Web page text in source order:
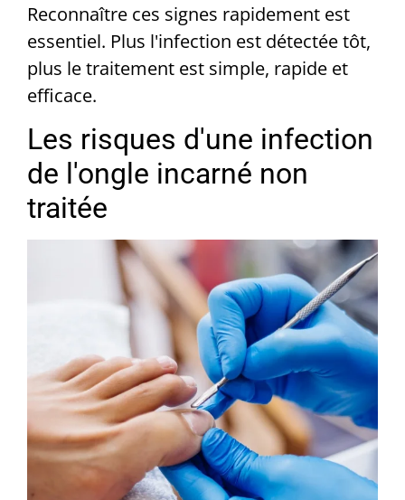
Reconnaître ces signes rapidement est
essentiel. Plus l'infection est détectée tôt,
plus le traitement est simple, rapide et
efficace.
Les risques d'une infection
de l'ongle incarné non
traitée